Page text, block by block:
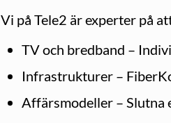
Vi på Tele2 är experter på
TV och bredband –
Infrastrukturer –
Affärsmodeller – Slutna